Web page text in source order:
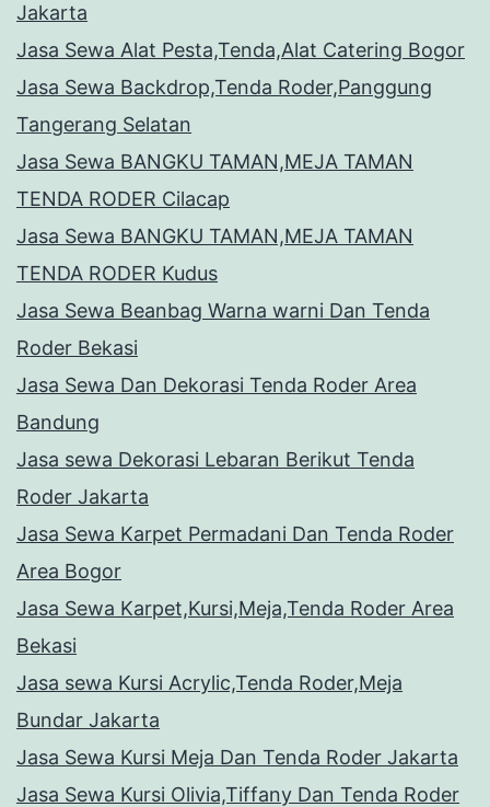
Jakarta
Jasa Sewa Alat Pesta,Tenda,Alat Catering Bogor
Jasa Sewa Backdrop,Tenda Roder,Panggung
Tangerang Selatan
Jasa Sewa BANGKU TAMAN,MEJA TAMAN
TENDA RODER Cilacap
Jasa Sewa BANGKU TAMAN,MEJA TAMAN
TENDA RODER Kudus
Jasa Sewa Beanbag Warna warni Dan Tenda
Roder Bekasi
Jasa Sewa Dan Dekorasi Tenda Roder Area
Bandung
Jasa sewa Dekorasi Lebaran Berikut Tenda
Roder Jakarta
Jasa Sewa Karpet Permadani Dan Tenda Roder
Area Bogor
Jasa Sewa Karpet,Kursi,Meja,Tenda Roder Area
Bekasi
Jasa sewa Kursi Acrylic,Tenda Roder,Meja
Bundar Jakarta
Jasa Sewa Kursi Meja Dan Tenda Roder Jakarta
Jasa Sewa Kursi Olivia,Tiffany Dan Tenda Roder